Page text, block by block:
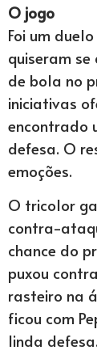
O jogo
Foi um
quiseram
de bola no
iniciativas
encontrado
defesa. O
emoções.
O tricolor
contra-
chance do
puxou
rasteiro na
ficou com
linda defesa.